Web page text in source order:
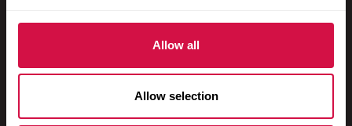
Allow all
Allow selection
Gatos